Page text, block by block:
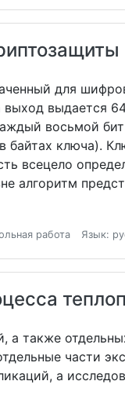
для
выдается
восьмой
байтах ключа).
всецело
алгоритм
работа Язык:
также
части
а